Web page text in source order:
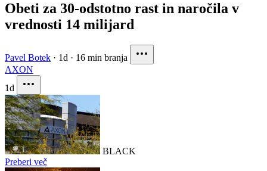
Obeti za 30-odstotno rast in naročila v
vrednosti 14 milijard
Pavel Botek · 1d · 16 min branja
AXON
1d
BLACK
Preberi več